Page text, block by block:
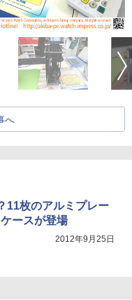
へ
11枚のアルミプレー
ースが登場
2012年9月25日